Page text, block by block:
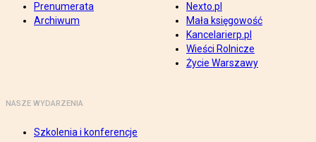
Prenumerata
Archiwum
Nexto.pl
Mała księgowość
Kancelarierp.pl
Wieści Rolnicze
Życie Warszawy
NASZE WYDARZENIA
Szkolenia i konferencje